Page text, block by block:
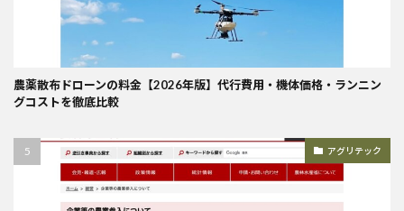
農薬散布ドローンの料金【2026年版】代行費用・機体価格・ランニン
グコストを徹底比較
アグリテック